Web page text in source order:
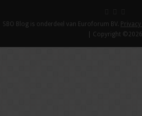
SBO Blog is onderdeel van Euroforum BV.
| Copyright ©2026